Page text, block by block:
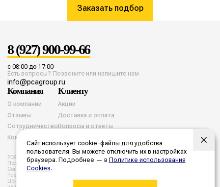
Заказать подбор
8 (927) 900-99-66
с 08:00 до 17:00
Есть вопросы? Позвоните или напишите нам
info@pcagroup.ru
Компания
О компании
Отзывы
Сотрудничество
Контакты
Клиенту
Акции
Доставка и оплата
Вопросы и ответы
PCA group. Все права защищены. 2026 год.
Политика конфиденциальности Согласие на обработку cookies
Согласие на обработку персональных данных
Разработка и продвижение
Цены, указанные на сайте не являются публичной офертой. Все
Сайт использует cookie-файлы для удобства
пользователя. Вы можете отключить их в настройках
браузера. Подробнее — в Политике использования
Cookies.